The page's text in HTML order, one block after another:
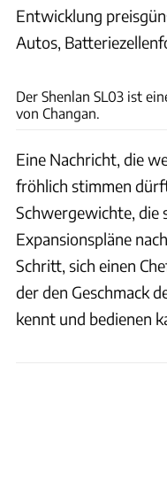
Entwicklung
Autos,
Der Shenlan SL03 ist
von Changan.
Eine Nachricht, die
fröhlich stimmen
Schwergewichte, die
Expansionspläne
Schritt, sich einen
der den Geschmack
kennt und bedienen